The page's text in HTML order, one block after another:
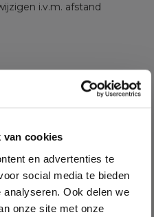
van cookies
en advertenties te
social media te bieden
Ook delen we
onze site met onze
i.v.m. afstand